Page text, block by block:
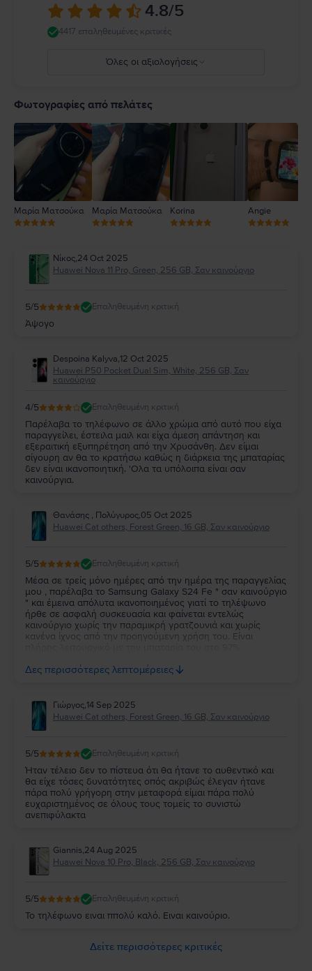
4.8/5
4417 επαληθευμένες κριτικές
Όλες οι αξιολογήσεις
4
Φωτογραφίες από πελάτες
Μαρία Ματσούκα Μαρία Ματσούκα Korina Angie
Νίκος,24 Oct 2025
Huawei Nova 11 Pro, Green, 256 GB, Σαν καινούργιο
5/5 Επαληθευμένη κριτική
Άψογο
Despoina Kalyva,12 Oct 2025
Huawei P50 Pocket Dual Sim, White, 256 GB, Σαν
καινούργιο
4/5 Επαληθευμένη κριτική
Παρέλαβα το τηλέφωνο σε άλλο χρώμα από αυτό που είχα
παραγγείλει, έστειλα μαιλ και είχα άμεση απάντηση και
εξεραιτική εξυπηρέτηση από την Χρυσάνθη. Δεν είμαι
σίγουρη αν θα το κρατήσω καθώς η διάρκεια της μπαταρίας
δεν είναι ικανοποιητική. 'Ολα τα υπόλοιπα είναι σαν
καινούργια.
Θανάσης , Πολύγυρος,05 Oct 2025
Huawei Cat others, Forest Green, 16 GB, Σαν καινούργιο
5/5 Επαληθευμένη κριτική
Μέσα σε τρείς μόνο ημέρες από την ημέρα της παραγγελίας
μου , παρέλαβα το Samsung Galaxy S24 Fe " σαν καινούργιο
" και έμεινα απόλυτα ικανοποιημένος γιατί το τηλέψωνο
ήρθε σε ασφαλή συσκευασία και φαίνεται εντελώς
καινούργιο χωρίς την παραμικρή γρατζουνιά και χωρίς
κανένα ίχνος από την προηγούμενη χρήση του. Είναι
όσους θέλουν να αγοράσουν καλό και φθηνό κινητό.
Δες περισσότερες λεπτομέρειες
Γιώργος,14 Sep 2025
Huawei Cat others, Forest Green, 16 GB, Σαν καινούργιο
5/5 Επαληθευμένη κριτική
Ήταν τέλειο δεν το πίστευα ότι θα ήτανε το αυθεντικό και
θα είχε τόσες δυνατότητες οπός ακριβώς έλεγαν ήτανε
πάρα πολύ γρήγορη στην μεταφορά είμαι πάρα πολύ
ευχαριστημένος σε όλους τους τομείς το συνιστώ
ανεπιφύλακτα
Giannis,24 Aug 2025
Huawei Nova 10 Pro, Black, 256 GB, Σαν καινούργιο
5/5 Επαληθευμένη κριτική
Το τηλέφωνο ειναι ππολύ καλό. Ειναι καινούριο.
Δείτε περισσότερες κριτικές